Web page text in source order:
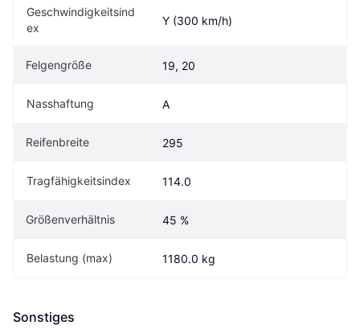
Geschwindigkeitsind
ex
Y (300 km/h)
Felgengröße 19, 20
Nasshaftung A
Reifenbreite 295
Tragfähigkeitsindex 114.0
Größenverhältnis 45 %
Belastung (max) 1180.0 kg
Sonstiges